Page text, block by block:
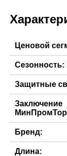
Ценовой
Сезонность:
Защитные
Заключение
Бренд:
Длина: